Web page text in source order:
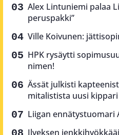
Alex Lintuniemi palaa
peruspakki”
Ville Koivunen:
HPK rysäytti
nimen!
Ässät julkisti
mitalistista uusi kippari
Liigan ennätystuomari
Ilveksen